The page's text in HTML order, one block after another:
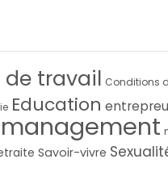
travail Conditions
Education
management
Savoir-vivre